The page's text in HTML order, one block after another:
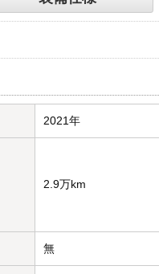
2021年
2.9万km
無